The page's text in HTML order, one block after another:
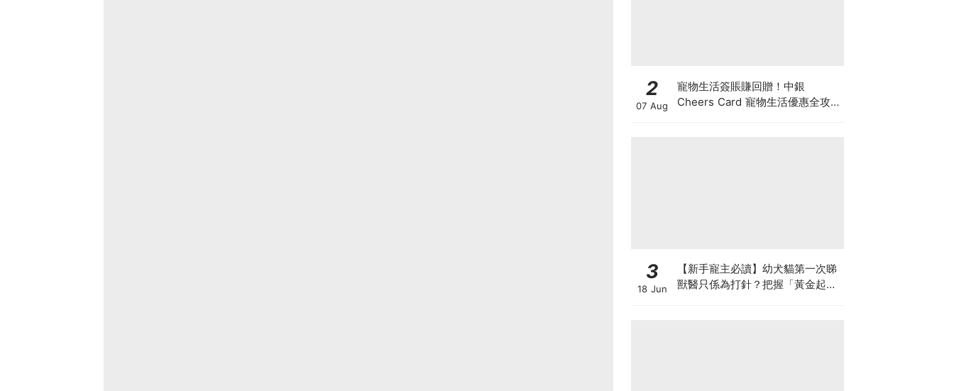
2
07 Aug
寵物生活簽賬賺回贈！中銀
Cheers Card 寵物生活優惠全攻
3
18 Jun
【新手寵主必讀】幼犬貓第一次睇
獸醫只係為打針？把握「黃金起跑